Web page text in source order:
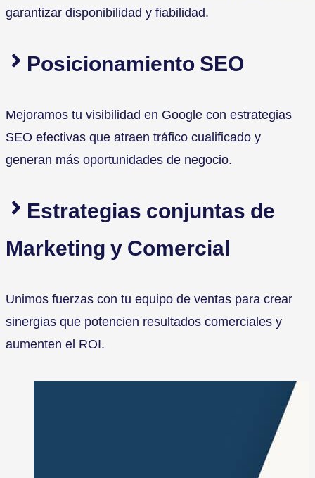
garantizar disponibilidad y fiabilidad.
Posicionamiento SEO
Mejoramos tu visibilidad en Google con estrategias
SEO efectivas que atraen tráfico cualificado y
generan más oportunidades de negocio.
Estrategias conjuntas de
Marketing y Comercial
Unimos fuerzas con tu equipo de ventas para crear
sinergias que potencien resultados comerciales y
aumenten el ROI.